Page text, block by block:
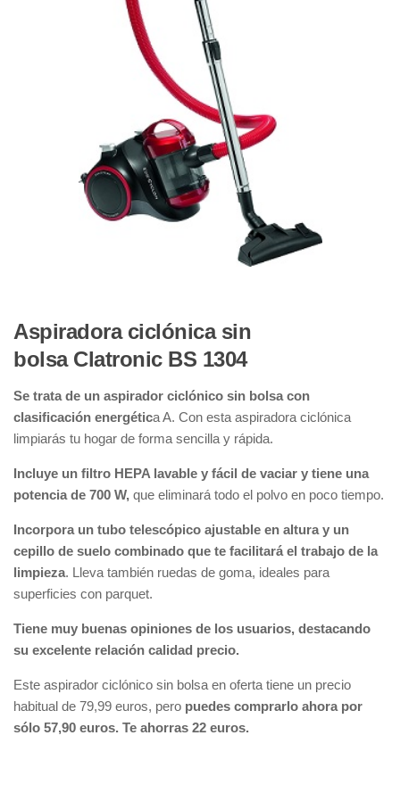
Aspiradora ciclónica sin
bolsa Clatronic BS 1304
Se trata de un aspirador ciclónico sin bolsa con
clasificación energética A. Con esta aspiradora ciclónica
limpiarás tu hogar de forma sencilla y rápida.
Incluye un filtro HEPA lavable y fácil de vaciar y tiene una
potencia de 700 W, que eliminará todo el polvo en poco tiempo.
Incorpora un tubo telescópico ajustable en altura y un
cepillo de suelo combinado que te facilitará el trabajo de la
limpieza. Lleva también ruedas de goma, ideales para
superficies con parquet.
Tiene muy buenas opiniones de los usuarios, destacando
su excelente relación calidad precio.
Este aspirador ciclónico sin bolsa en oferta tiene un precio
habitual de 79,99 euros, pero puedes comprarlo ahora por
sólo 57,90 euros. Te ahorras 22 euros.